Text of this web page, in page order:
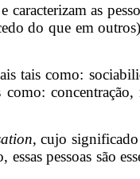
as
do que em
tais como:
, cujo significado
pessoas são